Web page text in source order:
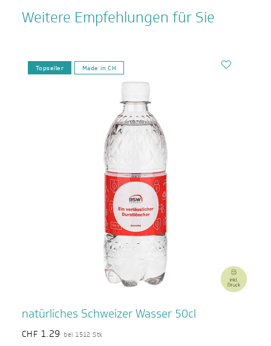
Weitere Empfehlungen für Sie
Topseller Made in CH
natürliches Schweizer Wasser 50cl
CHF 1.29 bei 1512 Stk